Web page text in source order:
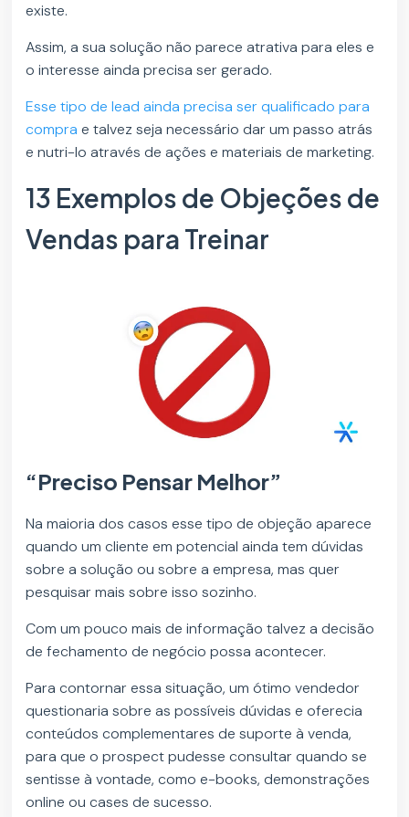
existe.
Assim, a sua solução não parece atrativa para eles e
o interesse ainda precisa ser gerado.
Esse tipo de lead ainda precisa ser qualificado para
compra e talvez seja necessário dar um passo atrás
e nutri-lo através de ações e materiais de marketing.
13 Exemplos de Objeções de
Vendas para Treinar
“Preciso Pensar Melhor”
Na maioria dos casos esse tipo de objeção aparece
quando um cliente em potencial ainda tem dúvidas
sobre a solução ou sobre a empresa, mas quer
pesquisar mais sobre isso sozinho.
Com um pouco mais de informação talvez a decisão
de fechamento de negócio possa acontecer.
Para contornar essa situação, um ótimo vendedor
questionaria sobre as possíveis dúvidas e oferecia
conteúdos complementares de suporte à venda,
para que o prospect pudesse consultar quando se
sentisse à vontade, como e-books, demonstrações
online ou cases de sucesso.